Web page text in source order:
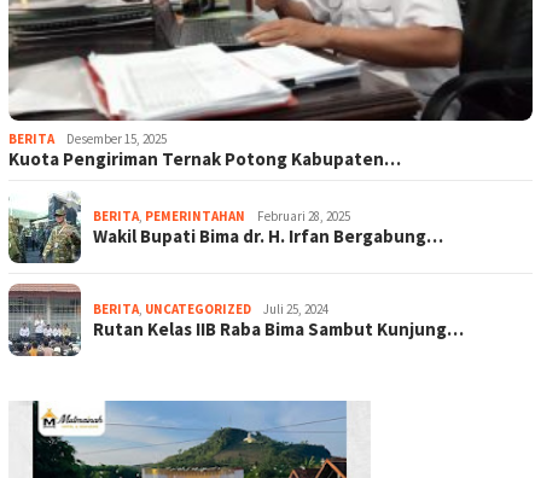
BERITA Desember 15, 2025
Kuota Pengiriman Ternak Potong Kabupaten…
BERITA, PEMERINTAHAN Februari 28, 2025
Wakil Bupati Bima dr. H. Irfan Bergabung…
BERITA, UNCATEGORIZED Juli 25, 2024
Rutan Kelas IIB Raba Bima Sambut Kunjung…